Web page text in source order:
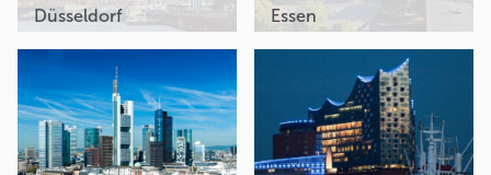
Düsseldorf Essen